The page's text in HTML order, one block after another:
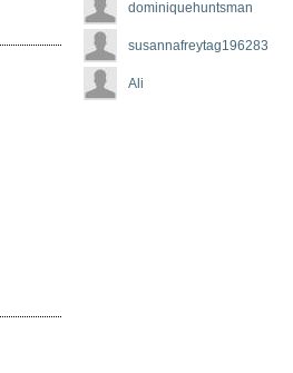
dominiquehuntsman
susannafreytag196283
Ali